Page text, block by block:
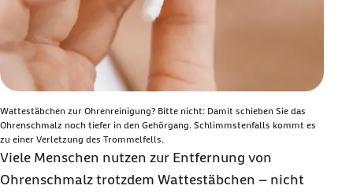
Wattestäbchen zur Ohrenreinigung? Bitte nicht: Damit schieben Sie das
Ohrenschmalz noch tiefer in den Gehörgang. Schlimmstenfalls kommt es
zu einer Verletzung des Trommelfells.
Viele Menschen nutzen zur Entfernung von
Ohrenschmalz trotzdem Wattestäbchen – nicht